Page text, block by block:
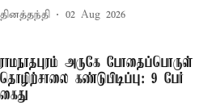
தினத்தந்தி 02 Aug 2026
ராமநாதபுரம் அருகே போதைப்பொருள்
தொழிற்சாலை கண்டுபிடிப்பு: 9 பேர்
கைது